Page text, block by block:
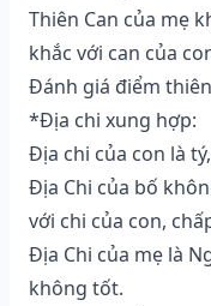
Thiên Can của mẹ
khắc với can của
Đánh giá điểm
*Địa chi xung hợp:
Địa chi của con là
Địa Chi của bố
với chi của con,
Địa Chi của mẹ là
không tốt.